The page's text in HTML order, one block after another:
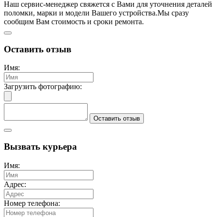
Наш сервис-менеджер свяжется с Вами для уточнения деталей
поломки, марки и модели Вашего устройства.Мы сразу
сообщим Вам стоимость и сроки ремонта.
Оставить отзыв
Имя:
Загрузить фотографию:
Оставить отзыв
Вызвать курьера
Имя:
Адрес:
Номер телефона: